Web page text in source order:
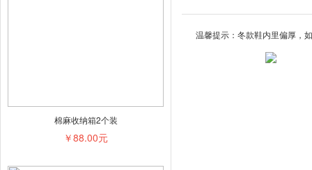
棉麻收纳箱2个装
￥88.00元
温馨提示：冬款鞋内里偏厚，